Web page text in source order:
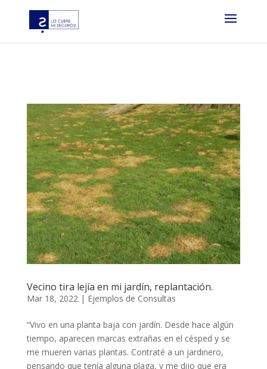
gtm4wp_the_gtm_tag(); } ?
Vecino tira lejía en mi jardín, replantación.
Mar 18, 2022 | Ejemplos de Consultas
“Vivo en una planta baja con jardín. Desde hace algún
tiempo, aparecen marcas extrañas en el césped y se
me mueren varias plantas. Contraté a un jardinero,
pensando que tenía alguna plaga, y me dijo que era